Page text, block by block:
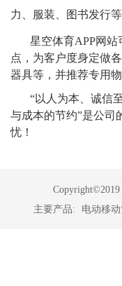
力、服装、图书发行
星空体育APP网
点，为客户度身定做
器具等，并推荐专用
“以人为本、诚信
与成本的节约”是公司
忧！
Copyright©2019
主要产品:
电动移